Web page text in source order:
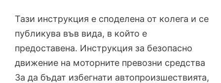
Тази инструкция е споделена от колега и се
публикува във вида, в който е
предоставена. Инструкция за безопасно
движение на моторните превозни средства
За да бъдат избегнати автопроизшествията,